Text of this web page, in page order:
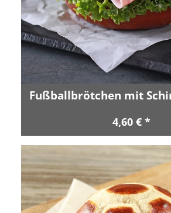
Fußballbrötchen mit
4,60 € *